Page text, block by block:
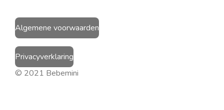
Algemene voorwaarden
Privacyverklaring
© 2021 Bebemini